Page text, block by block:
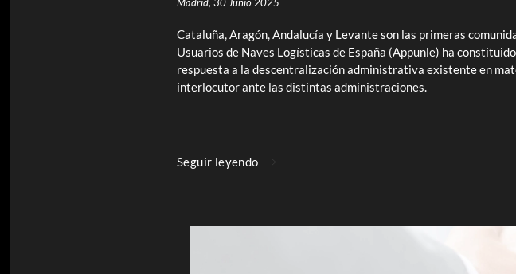
Cataluña, Aragón, Andalucía y Levante son las primeras
Usuarios de Naves Logísticas de España (Appunle) ha
respuesta a la descentralización administrativa existente en
interlocutor ante las distintas administraciones.
Seguir leyendo